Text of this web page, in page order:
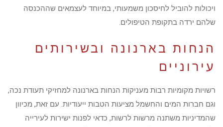
ויכולות להוביל לחיסכון משמעותי, במיוחד לעצמאים שההכנסה
שלהם ירדה בתקופת הטיפולים.
הנחות בארנונה ובשירותים
עירוניים
רשויות מקומיות רבות מעניקות הנחות בארנונה למחזיקי תעודת נכה,
וגם חברות המים והחשמל מציעות הטבות ייעודיות. עם זאת, מכיוון
שהמדיניות משתנה מרשות לרשות, כדאי לפנות ישירות לעירייה